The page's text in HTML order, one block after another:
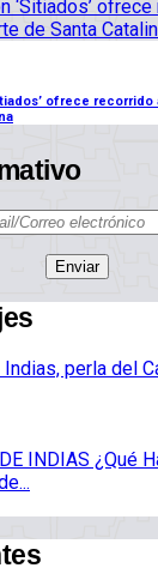
ofrece recorrido
Indias, perla del
INDIAS ¿Qué